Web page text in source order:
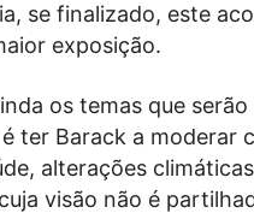
se finalizado, este
exposição.
os temas que
ter Barack a moderar
alterações
visão não é